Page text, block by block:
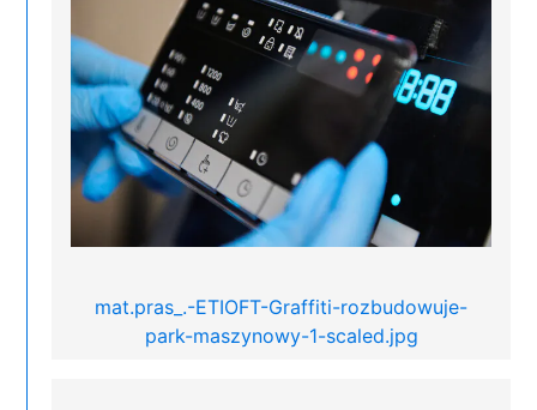
mat.pras_.-ETIOFT-Graffiti-rozbudowuje-
park-maszynowy-1-scaled.jpg